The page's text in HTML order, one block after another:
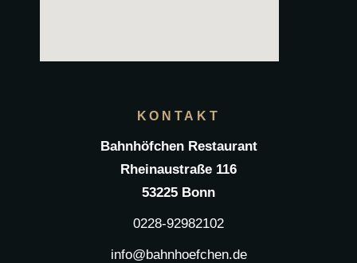
KONTAKT
Bahnhöfchen Restaurant
Rheinaustraße 116
53225 Bonn
0228-92982102
info@bahnhoefchen.de